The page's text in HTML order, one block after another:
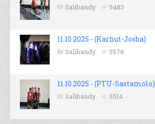
Salibandy 5483
11.10.2025 - (Karhut-Josba)
Salibandy 5578
11.10.2025 - (PTU-Sastamolo)
Salibandy 5514